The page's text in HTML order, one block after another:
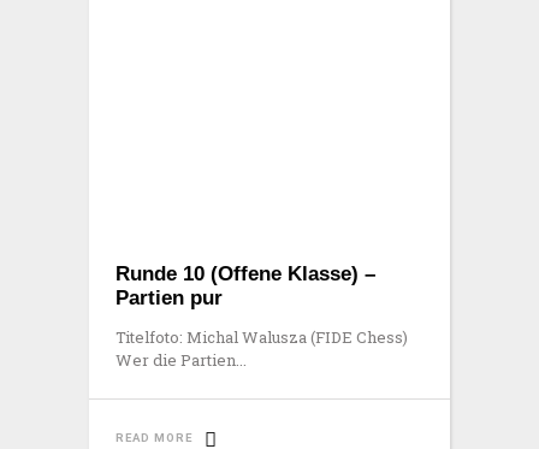
Runde 10 (Offene Klasse) –
Partien pur
Titelfoto: Michal Walusza (FIDE Chess)
Wer die Partien
READ MORE